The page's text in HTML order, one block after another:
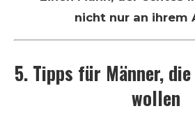
nicht nur an ihrem
5. Tipps für Männer,
wollen